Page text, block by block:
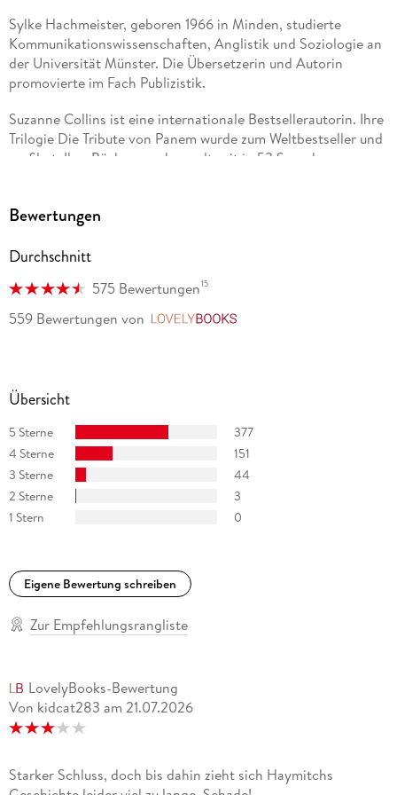
Sylke Hachmeister, geboren 1966 in Minden, studierte
Kommunikationswissenschaften, Anglistik und Soziologie an
der Universität Münster. Die Übersetzerin und Autorin
promovierte im Fach Publizistik.
Suzanne Collins ist eine internationale Bestsellerautorin. Ihre
Trilogie Die Tribute von Panem wurde zum Weltbestseller und
verfilmt. Ihre Bücher wurden weltweit in 53 Sprachen
Bewertungen
Durchschnitt
575 Bewertungen15
559 Bewertungen von
Übersicht
5 Sterne
377
4 Sterne
151
3 Sterne
44
2 Sterne
3
1 Stern
0
Eigene Bewertung schreiben
Zur Empfehlungsrangliste
LovelyBooks-Bewertung
Von kidcat283 am 21.07.2026
Starker Schluss, doch bis dahin zieht sich Haymitchs